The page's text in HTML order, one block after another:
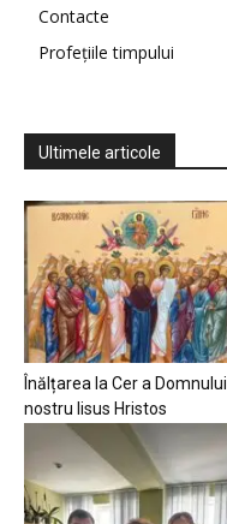
Contacte
Profețiile timpului
Ultimele articole
Înălțarea la Cer a Domnului
nostru Iisus Hristos